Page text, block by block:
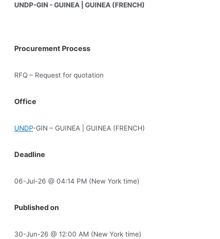
UNDP-GIN - GUINEA | GUINEA (FRENCH)
Procurement Process
RFQ – Request for quotation
Office
UNDP-GIN – GUINEA | GUINEA (FRENCH)
Deadline
06-Jul-26 @ 04:14 PM (New York time)
Published on
30-Jun-26 @ 12:00 AM (New York time)